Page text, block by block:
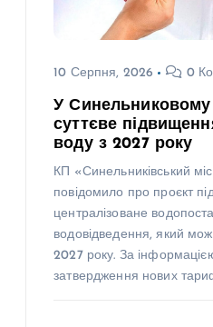
10 Серпня, 2026 0
У
суттєве
воду з 2027 року
КП «Синельниківський
повідомило про проєкт
централізоване
водовідведення, який
2027 року. За
затвердження нових